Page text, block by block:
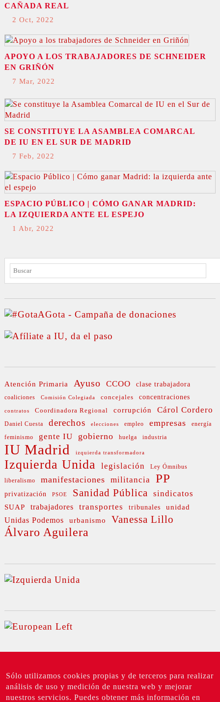
CAÑADA REAL
2 Oct, 2022
APOYO A LOS TRABAJADORES DE SCHNEIDER
EN GRIÑÓN
7 Mar, 2022
SE CONSTITUYE LA ASAMBLEA COMARCAL
DE IU EN EL SUR DE MADRID
7 Feb, 2022
ESPACIO PÚBLICO | CÓMO GANAR MADRID:
LA IZQUIERDA ANTE EL ESPEJO
1 Abr, 2022
BUSCAR
Atención Primaria Ayuso CCOO clase trabajadora
coaliciones Comisión Colegiada concejales concentraciones
contratos Coordinadora Regional corrupción Cárol Cordero
Daniel Cuesta derechos elecciones empleo empresas energía
feminismo gente IU gobierno huelga industria
IU Madrid izquierda transformadora
Izquierda Unida legislación Ley Ómnibus
liberalismo manifestaciones militancia PP
privatización PSOE Sanidad Pública sindicatos
SUAP trabajadores transportes tribunales unidad
Unidas Podemos urbanismo Vanessa Lillo
Álvaro Aguilera
Sólo utilizamos cookies propias y de terceros para realizar
análisis de uso y medición de nuestra web y mejorar
nuestros servicios. Puedes obtener más información en